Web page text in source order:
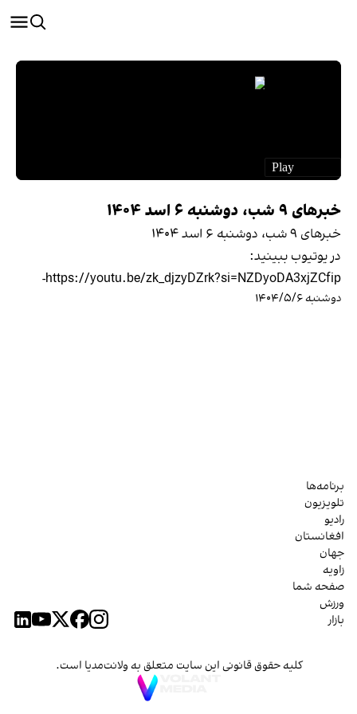
خبرهای ۹ شب، دوشنبه ۶ اسد ۱۴۰۴
خبرهای ۹ شب، دوشنبه ۶ اسد ۱۴۰۴
در یوتیوب ببینید:
https://youtu.be/zk_djzyDZrk?si=NZDyoDA3xjZCfip-
دوشنبه ۱۴۰۴/۵/۶
برنامه‌ها
تلویزیون
رادیو
افغانستان
جهان
زاویه
صفحه شما
ورزش
بازار
کلیه حقوق قانونی این سایت متعلق به ولانت‌مدیا است.